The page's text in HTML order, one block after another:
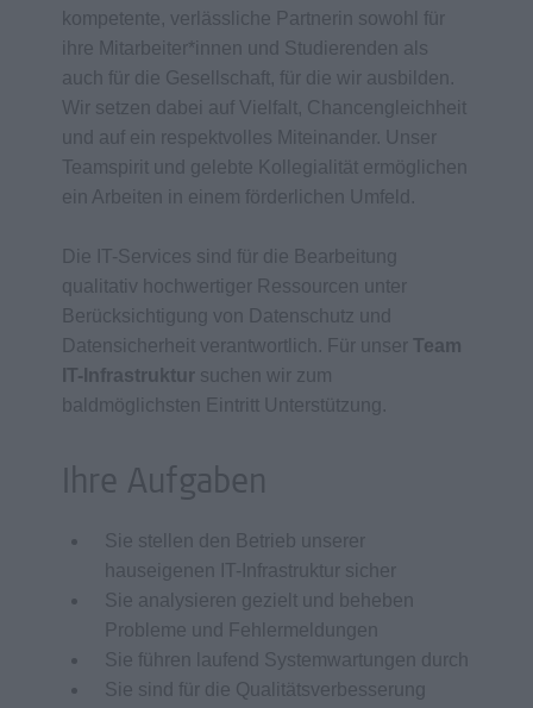
kompetente, verlässliche Partnerin sowohl für
ihre Mitarbeiter*innen und Studierenden als
auch für die Gesellschaft, für die wir ausbilden.
Wir setzen dabei auf Vielfalt, Chancengleichheit
und auf ein respektvolles Miteinander. Unser
Teamspirit und gelebte Kollegialität ermöglichen
ein Arbeiten in einem förderlichen Umfeld.
Die IT-Services sind für die Bearbeitung
qualitativ hochwertiger Ressourcen unter
Berücksichtigung von Datenschutz und
Datensicherheit verantwortlich. Für unser Team
IT-Infrastruktur suchen wir zum
baldmöglichsten Eintritt Unterstützung.
Ihre Aufgaben
Sie stellen den Betrieb unserer
hauseigenen IT-Infrastruktur sicher
Sie analysieren gezielt und beheben
Probleme und Fehlermeldungen
Sie führen laufend Systemwartungen durch
Sie sind für die Qualitätsverbesserung